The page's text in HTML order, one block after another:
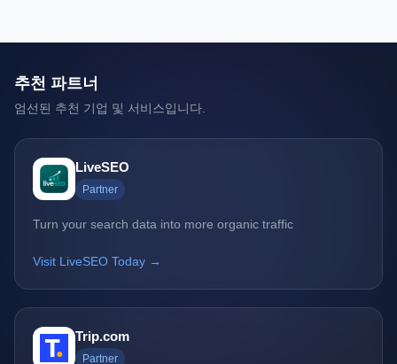
추천 파트너
엄선된 추천 기업 및 서비스입니다.
LiveSEO
Partner
Turn your search data into more organic traffic
Visit LiveSEO Today →
Trip.com
Partner